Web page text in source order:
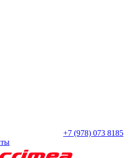
+7 (978) 073 8185